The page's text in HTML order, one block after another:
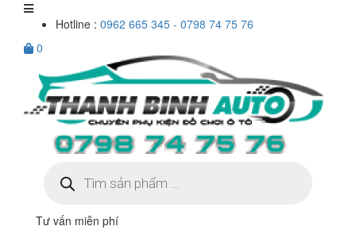
Hotline : 0962 665 345 - 0798 74 75 76
0
kiếm
sản
Tư vấn miễn phí